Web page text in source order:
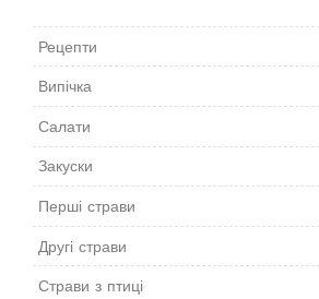
Рецепти
Випічка
Салати
Закуски
Перші страви
Другі страви
Страви з птиці